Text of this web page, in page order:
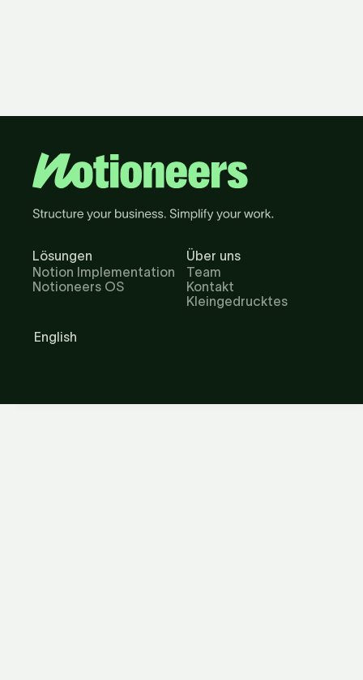
Lösungen
Notion Implementation
Notioneers OS
Über uns
Team
Kontakt
Kleingedrucktes
English